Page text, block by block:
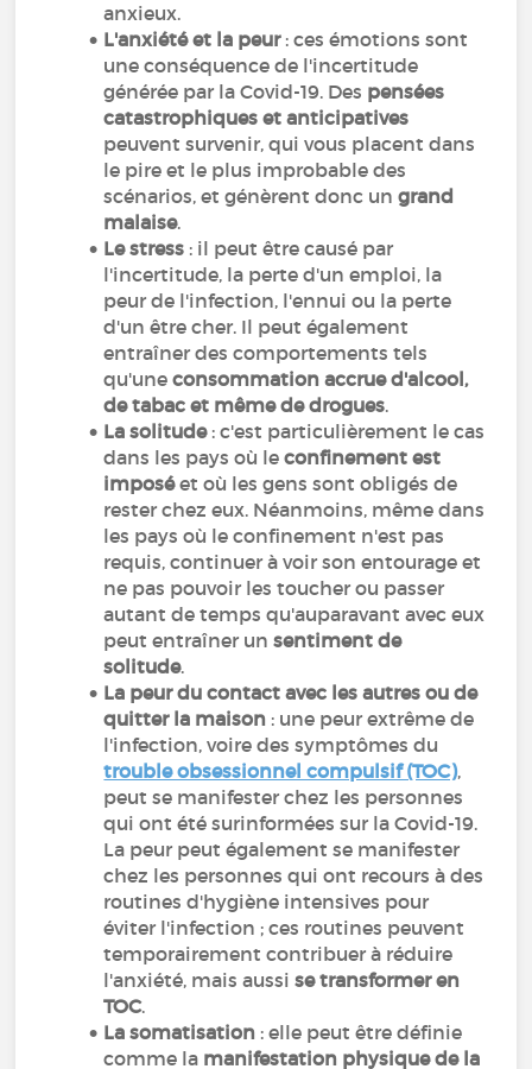
anxieux.
L'anxiété et la peur: ces émotions sont
une conséquence de l'incertitude
générée par la Covid-19. Des pensées
catastrophiques et anticipatives
peuvent survenir, qui vous placent dans
le pire et le plus improbable des
scénarios, et génèrent donc ungrand
malaise.
Le stress : il peut être causé par
l'incertitude, la perte d'un emploi, la
peur de l'infection, l'ennui ou la perte
d'un être cher. Il peut également
entraîner des comportements tels
qu'uneconsommation accrue d'alcool,
de tabac et même de drogues.
La solitude: c'est particulièrement le cas
dans les pays où leconfinement est
imposéet où les gens sont obligés de
rester chez eux. Néanmoins, même dans
les pays où le confinement n'est pas
requis, continuer à voir son entourage et
ne pas pouvoir les toucher ou passer
autant de temps qu'auparavant avec eux
peut entraîner unsentiment de
solitude.
La peur du contact avec les autres ou de
quitter la maison : une peur extrême de
l'infection, voire des symptômes du
trouble obsessionnel compulsif (TOC),
peut se manifester chez les personnes
qui ont été surinformées sur la Covid-19.
La peur peut également se manifester
chez les personnes qui ont recours à des
routines d'hygiène intensives pour
éviter l'infection ; ces routines peuvent
temporairement contribuer à réduire
l'anxiété, mais aussise transformer en
TOC.
La somatisation : elle peut être définie
comme la manifestation physique de la